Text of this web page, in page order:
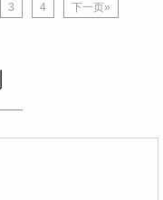
3 4 下一页»